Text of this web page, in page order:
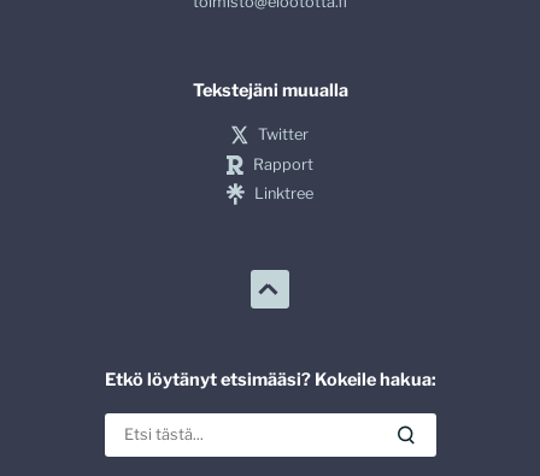
Tekstejäni muualla
Twitter
Rapport
Linktree
Etkö löytänyt etsimääsi? Kokeile hakua: